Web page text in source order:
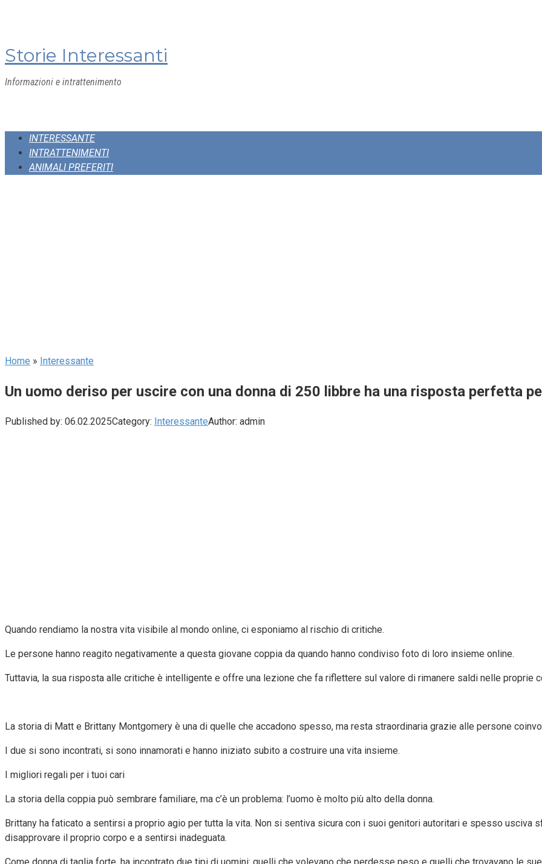
Storie Interessanti
Informazioni e intrattenimento
INTERESSANTE
INTRATTENIMENTI
ANIMALI PREFERITI
Home » Interessante
Un uomo deriso per uscire con una donna di 250 libbre ha una risposta perfetta
Published by: 06.02.2025Category: InteressanteAuthor: admin
Quando rendiamo la nostra vita visibile al mondo online, ci esponiamo al rischio di critiche.
Le persone hanno reagito negativamente a questa giovane coppia da quando hanno condiviso foto di loro insieme online.
Tuttavia, la sua risposta alle critiche è intelligente e offre una lezione che fa riflettere sul valore di rimanere saldi nelle proprie
La storia di Matt e Brittany Montgomery è una di quelle che accadono spesso, ma resta straordinaria grazie alle persone
I due si sono incontrati, si sono innamorati e hanno iniziato subito a costruire una vita insieme.
I migliori regali per i tuoi cari
La storia della coppia può sembrare familiare, ma c’è un problema: l’uomo è molto più alto della donna.
Brittany ha faticato a sentirsi a proprio agio per tutta la vita. Non si sentiva sicura con i suoi genitori autoritari e spesso usciva
disapprovare il proprio corpo e a sentirsi inadeguata.